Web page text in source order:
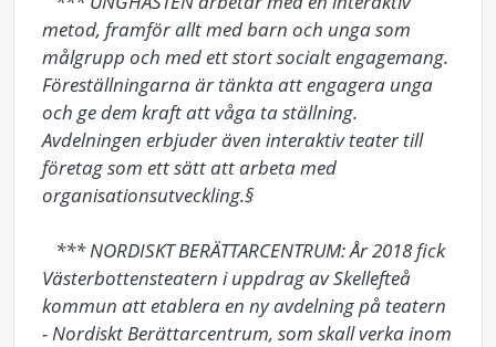
metod, framför allt med barn och unga som
målgrupp och med ett stort socialt engagemang.
Föreställningarna är tänkta att engagera unga
och ge dem kraft att våga ta ställning.
Avdelningen erbjuder även interaktiv teater till
företag som ett sätt att arbeta med
organisationsutveckling.§
Västerbottensteatern i uppdrag av Skellefteå
kommun att etablera en ny avdelning på teatern
- Nordiskt Berättarcentrum, som skall verka inom